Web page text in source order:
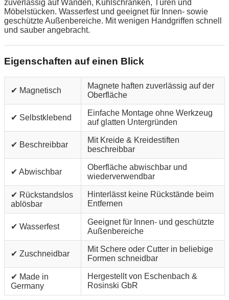
zuverlässig auf Wänden, Kühlschränken, Türen und
Möbelstücken. Wasserfest und geeignet für Innen- sowie
geschützte Außenbereiche. Mit wenigen Handgriffen schnell
und sauber angebracht.
Eigenschaften auf einen Blick
✔ Magnetisch
Magnete haften zuverlässig auf der
Oberfläche
✔ Selbstklebend
Einfache Montage ohne Werkzeug
auf glatten Untergründen
✔ Beschreibbar
Mit Kreide & Kreidestiften
beschreibbar
✔ Abwischbar
Oberfläche abwischbar und
wiederverwendbar
✔ Rückstandslos
ablösbar
Hinterlässt keine Rückstände beim
Entfernen
✔ Wasserfest
Geeignet für Innen- und geschützte
Außenbereiche
✔ Zuschneidbar
Mit Schere oder Cutter in beliebige
Formen schneidbar
✔ Made in
Germany
Hergestellt von Eschenbach &
Rosinski GbR